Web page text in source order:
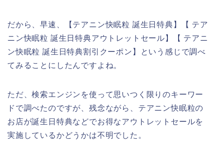
だから、早速、【テアニン快眠粒 誕生日特典】【 テア
ニン快眠粒 誕生日特典アウトレットセール】【 テアニ
ン快眠粒 誕生日特典割引クーポン】という感じで調べ
てみることにしたんですよね。
ただ、検索エンジンを使って思いつく限りのキーワー
ドで調べたのですが、残念ながら、テアニン快眠粒の
お店が誕生日特典などでお得なアウトレットセールを
実施しているかどうかは不明でした。